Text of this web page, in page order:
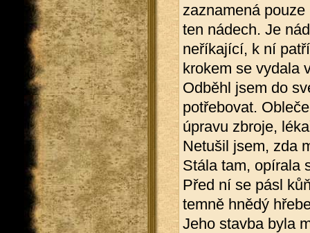
zaznamená
ten nádech. Je
neříkající, k ní
krokem se vydala
Odběhl jsem do
potřebovat.
úpravu zbroje,
Netušil jsem, zda
Stála tam, opírala
Před ní se pásl
temně hnědý
Jeho stavba byla